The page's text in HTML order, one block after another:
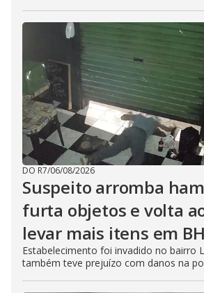
DO R7/06/08/2026
Suspeito arromba
furta objetos e volta
levar mais itens em BH
Estabelecimento foi invadido no bairro
também teve prejuízo com danos na